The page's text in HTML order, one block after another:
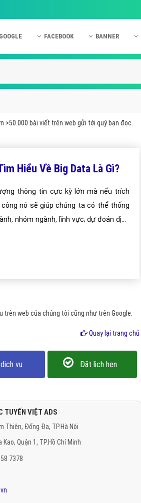
GOOGLE
Tiện ích mở rộng quảng cáo Google
Hỏi đáp Google
FACEBOOK BANNER
>50.000 bài viết trên web gửi tới quý bạn đọc.
Hiểu Về Big Data Là Gì?
thông tin cực kỳ lớn mà nếu trích
nó sẽ giúp chúng ta có thể thống
nhóm ngành, lĩnh vực; dự đoán dịch
web của chúng tôi cũng như trên Google.
Quay lại trang chủ
vụ Đặt lịch hẹn
TUYẾN VIỆT ADS
Thiên, Đống Đa, TP.Hà Nội
Quận 1, TP.Hồ Chí Minh
7378